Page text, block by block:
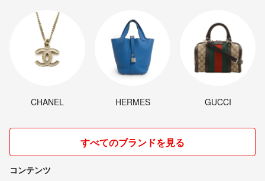
CHANEL HERMES GUCCI
すべてのブランドを見る
コンテンツ